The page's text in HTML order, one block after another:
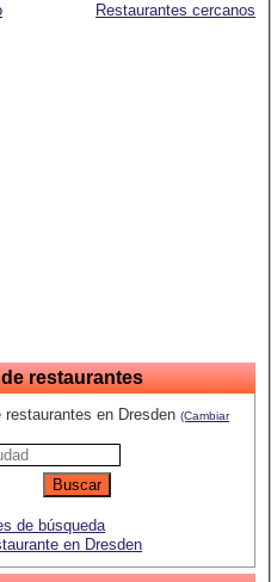
Restaurantes cercanos
restaurantes
restaurantes en Dresden (Cambiar
de búsqueda
en Dresden